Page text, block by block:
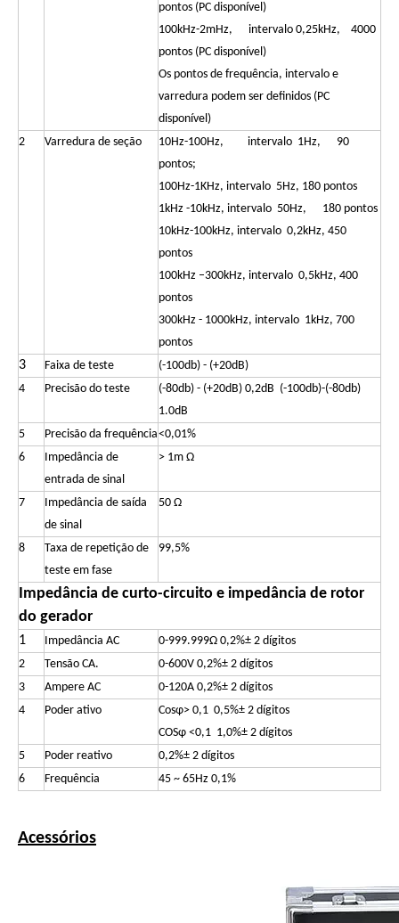
pontos (PC disponível)
100kHz-2mHz, intervalo 0,25kHz, 4000
pontos (PC disponível)
Os pontos de frequência, intervalo e
varredura podem ser definidos (PC
disponível)
2
Varredura de seção
10Hz-100Hz, intervalo 1Hz, 90
pontos;
100Hz-1KHz, intervalo 5Hz, 180 pontos
1kHz -10kHz, intervalo 50Hz, 180 pontos
10kHz-100kHz, intervalo 0,2kHz, 450
pontos
100kHz –300kHz, intervalo 0,5kHz, 400
pontos
300kHz - 1000kHz, intervalo 1kHz, 700
pontos
3 Faixa de teste
(-100db) - (+20dB)
4
Precisão do teste
(-80db) - (+20dB) 0,2dB (-100db)-(-80db)
1.0dB
5
Precisão da frequência<0,01%
6
Impedância de
entrada de sinal
> 1m Ω
7
Impedância de saída
de sinal
50 Ω
8
Taxa de repetição de
teste em fase
99,5%
Impedância de curto-circuito e impedância de rotor
do gerador
1 Impedância AC
0-999.999Ω 0,2%± 2 dígitos
2
Tensão CA.
0-600V 0,2%± 2 dígitos
3
Ampere AC
0-120A 0,2%± 2 dígitos
4
Poder ativo
Cosφ> 0,1 0,5%± 2 dígitos
COSφ <0,1 1,0%± 2 dígitos
5
Poder reativo
0,2%± 2 dígitos
6
Frequência 45 ~ 65Hz 0,1%
Acessórios